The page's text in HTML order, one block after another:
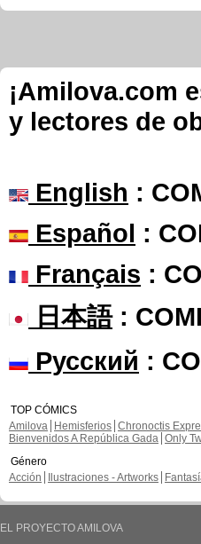
¡Amilova.com
y lectores de
English :
Español :
Français :
日本語:
Русский :
TOP CÓMICS
Amilova
Hemisferios Chronoctis
Bienvenidos A República Gada Only
Género
Acción
Ilustraciones - Artworks
EL PROYECTO AMILOVA